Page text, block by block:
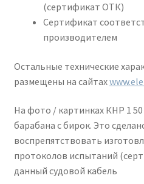
(сертификат ОТК)
Сертификат
производителем
Остальные технические
размещены на сайтах
На фото / картинках КНР 1
барабана с бирок. Это
воспрепятствовать
протоколов испытаний
данный судовой кабель